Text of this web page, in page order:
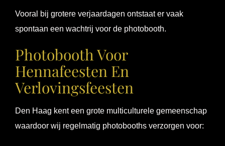
Vooral bij grotere verjaardagen ontstaat er vaak
spontaan een wachtrij voor de photobooth.
Photobooth Voor
Hennafeesten En
Verlovingsfeesten
Den Haag kent een grote multiculturele gemeenschap
waardoor wij regelmatig photobooths verzorgen voor: